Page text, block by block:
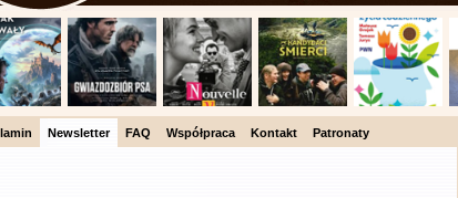
Newsletter FAQ Współpraca Kontakt Patronaty